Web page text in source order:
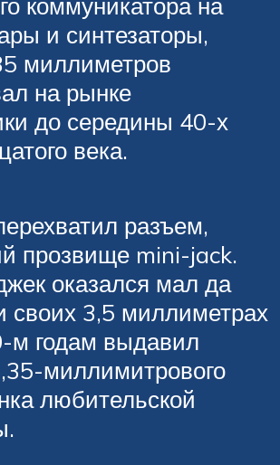
и синтезаторы,
миллиметров
на рынке
до середины 40-х
века.
разъем,
прозвище mini-jack.
оказался мал да
3,5 миллиметрах
м годам выдавил
миллимитрового
любительской